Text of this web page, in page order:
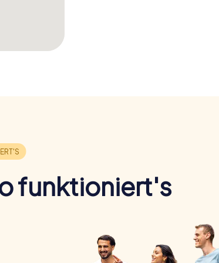
funktioniert's